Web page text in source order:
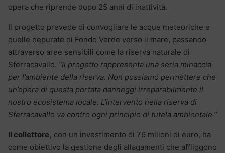
opera che riprende dopo 25 anni di inattività.
Il progetto prevede di convogliare le acque meteoriche e
quelle depurate di Fondo Verde verso il mare, passando
attraverso aree sensibili come la riserva naturale di
Sferracavallo. “Il progetto rappresenta una seria minaccia
per l’ambiente della riserva. Non possiamo permettere che
un’opera di questa portata danneggi irreparabilmente il
nostro ecosistema locale. L’intervento nella riserva di
Sferracavallo va contro ogni principio di tutela ambientale.”
Il collettore, con un investimento di 76 milioni di euro, ha
come obiettivo la gestione degli allagamenti che affliggono